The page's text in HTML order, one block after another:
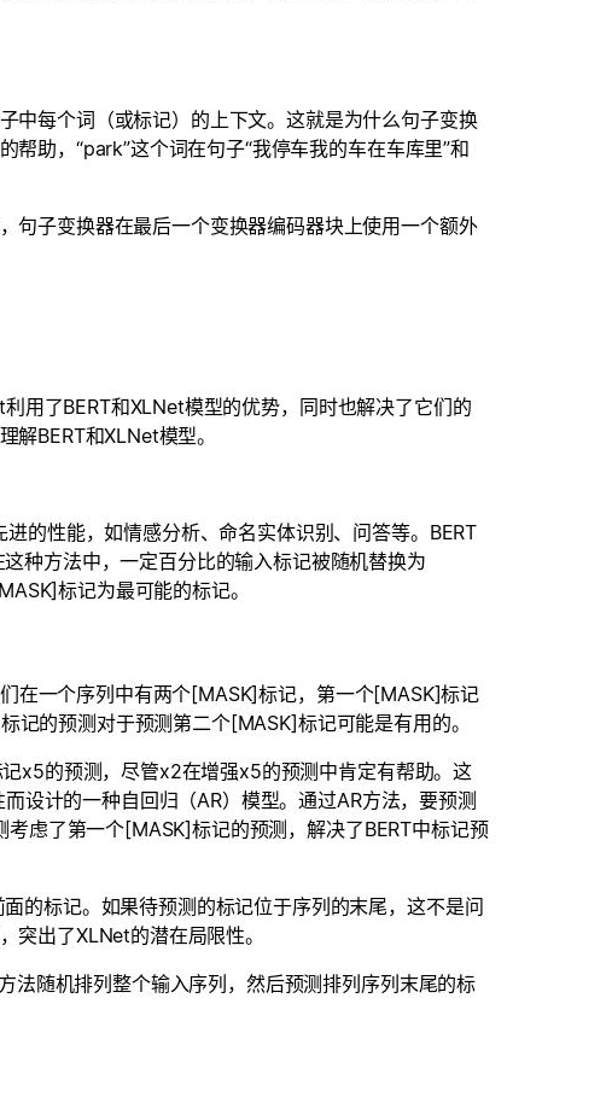
中每个词（或标记）的上下文。这就是为什么句子变换
助，“park”这个词在句子“我停车我的车在车库里”和
句子变换器在最后一个变换器编码器块上使用一个额外
用了BERT和XLNet模型的优势，同时也解决了它们的
BERT和XLNet模型。
的性能，如情感分析、命名实体识别、问答等。BERT
种方法中，一定百分比的输入标记被随机替换为
标记为最可能的标记。
在一个序列中有两个[MASK]标记，第一个[MASK]标记
的预测对于预测第二个[MASK]标记可能是有用的。
x5的预测，尽管x2在增强x5的预测中肯定有帮助。这
设计的一种自回归（AR）模型。通过AR方法，要预测
虑了第一个[MASK]标记的预测，解决了BERT中标记预
的标记。如果待预测的标记位于序列的末尾，这不是问
突出了XLNet的潜在局限性。
法随机排列整个输入序列，然后预测排列序列末尾的标